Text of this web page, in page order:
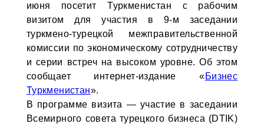
июня посетит Туркменистан с рабочим
визитом для участия в 9-м заседании
туркмено-турецкой межправительственной
комиссии по экономическому сотрудничеству
и серии встреч на высоком уровне. Об этом
сообщает интернет-издание «Бизнес
Туркменистан».
В программе визита — участие в заседании
Всемирного совета турецкого бизнеса (DTIK)